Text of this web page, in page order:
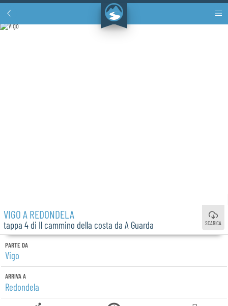
VIGO A REDONDELA
tappa 4 di Il cammino della costa da A Guarda SCARICA
PARTE DA
Vigo
ARRIVA A
Redondela